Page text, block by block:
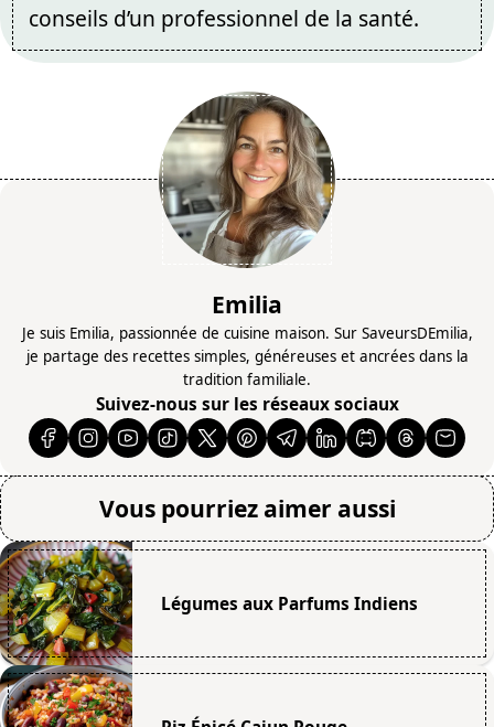
conseils d’un professionnel de la santé.
Emilia
Je suis Emilia, passionnée de cuisine maison. Sur SaveursDEmilia,
je partage des recettes simples, généreuses et ancrées dans la
tradition familiale.
Suivez-nous sur les réseaux sociaux
Vous pourriez aimer aussi
Légumes aux Parfums Indiens